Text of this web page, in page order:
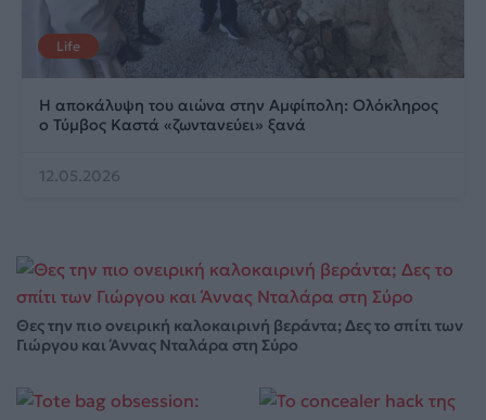
Life
Η αποκάλυψη του αιώνα στην Αμφίπολη: Ολόκληρος
ο Τύμβος Καστά «ζωντανεύει» ξανά
12.05.2026
Θες την πιο ονειρική καλοκαιρινή βεράντα; Δες το σπίτι των
Γιώργου και Άννας Νταλάρα στη Σύρο